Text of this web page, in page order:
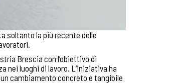
soltanto la più recente delle
Brescia con l’obiettivo di
nei luoghi di lavoro. L’iniziativa ha
cambiamento concreto e tangibile